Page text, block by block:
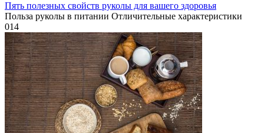
Пять полезных свойств руколы для вашего здоровья
Польза руколы в питании Отличительные характеристики
014